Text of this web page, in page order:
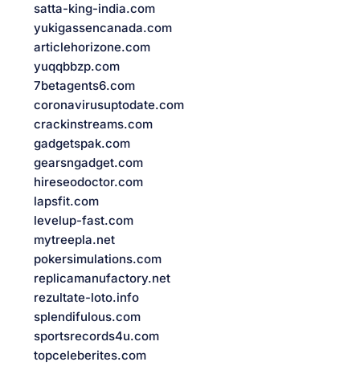
satta-king-india.com
yukigassencanada.com
articlehorizone.com
yuqqbbzp.com
7betagents6.com
coronavirusuptodate.com
crackinstreams.com
gadgetspak.com
gearsngadget.com
hireseodoctor.com
lapsfit.com
levelup-fast.com
mytreepla.net
pokersimulations.com
replicamanufactory.net
rezultate-loto.info
splendifulous.com
sportsrecords4u.com
topceleberites.com